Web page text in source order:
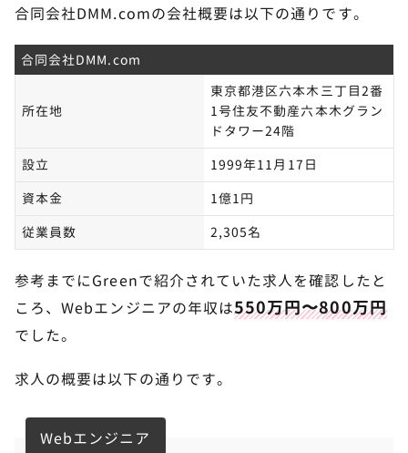
合同会社DMM.comの会社概要は以下の通りです。
合同会社DMM.com
所在地
東京都港区六本木三丁目2番
1号住友不動産六本木グラン
ドタワー24階
設立
1999年11月17日
資本金
1億1円
従業員数
2,305名
参考までにGreenで紹介されていた求人を確認したと
ころ、Webエンジニアの年収は550万円〜800万円
でした。
求人の概要は以下の通りです。
Webエンジニア